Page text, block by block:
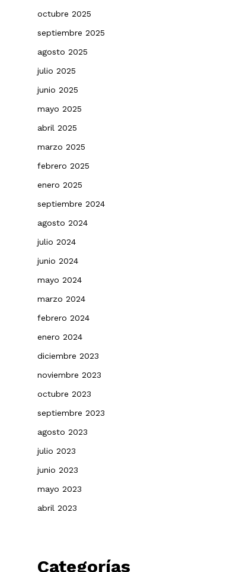
octubre 2025
septiembre 2025
agosto 2025
julio 2025
junio 2025
mayo 2025
abril 2025
marzo 2025
febrero 2025
enero 2025
septiembre 2024
agosto 2024
julio 2024
junio 2024
mayo 2024
marzo 2024
febrero 2024
enero 2024
diciembre 2023
noviembre 2023
octubre 2023
septiembre 2023
agosto 2023
julio 2023
junio 2023
mayo 2023
abril 2023
Categorías